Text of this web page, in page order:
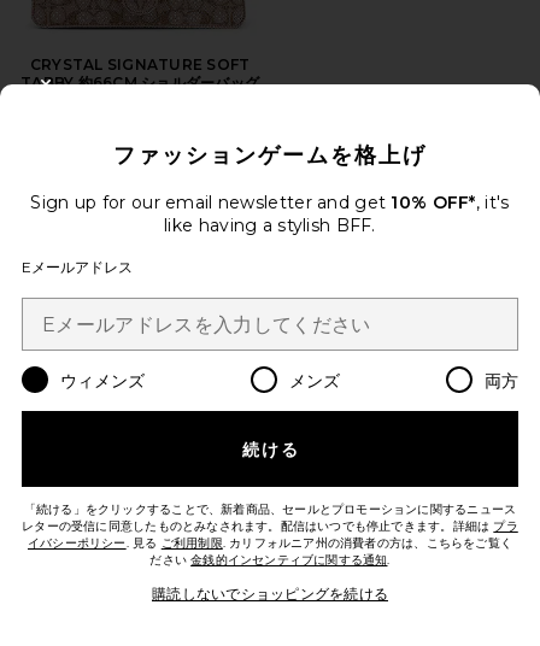
CRYSTAL SIGNATURE SOFT
TABBY 約66CM ショルダーバッグ
Favorite ビーチサンダル
今トレンド!
先ほど28点売れました
ビーチサンダル
TKEES
ファッションゲームを格上げ
Sign up for our email newsletter and get 10% OFF*, it's
like having a stylish BFF.
Eメールアドレス
ウィメンズ メンズ 両方
続ける
「続ける」をクリックすることで、新着商品、セールとプロモーションに関するニュース
レターの受信に同意したものとみなされます。配信はいつでも停止できます。詳細は プラ
イバシーポリシー. 見る ご利用制限. カリフォルニア州の消費者の方は、こちらをご覧く
ださい金銭的インセンティブに関する通知.
購読しないでショッピングを続ける